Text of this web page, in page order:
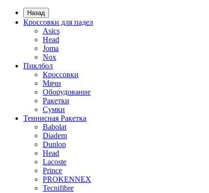
Назад
Кроссовки для падел
Asics
Head
Joma
Nox
Пиклбол
Кроссовки
Мячи
Оборудование
Ракетки
Сумки
Теннисная Ракетка
Babolat
Diadem
Dunlop
Head
Lacoste
Prince
PROKENNEX
Tecnifibre